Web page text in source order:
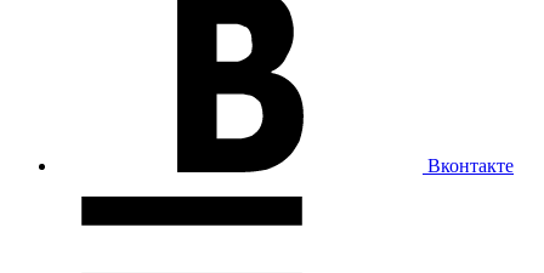
Вконтакте